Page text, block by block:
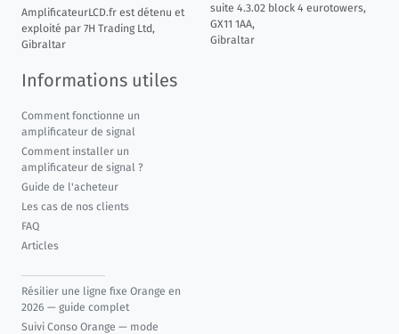
AmplificateurLCD.fr est détenu et
exploité par 7H Trading Ltd,
Gibraltar
suite 4.3.02 block 4 eurotowers,
GX11 1AA,
Gibraltar
Informations utiles
Comment fonctionne un
amplificateur de signal
Comment installer un
amplificateur de signal ?
Guide de l'acheteur
Les cas de nos clients
FAQ
Articles
Résilier une ligne fixe Orange en
2026 — guide complet
Suivi Conso Orange — mode